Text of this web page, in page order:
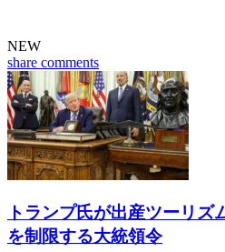
NEW
share comments
トランプ氏が出産ツーリ
を制限する大統領令